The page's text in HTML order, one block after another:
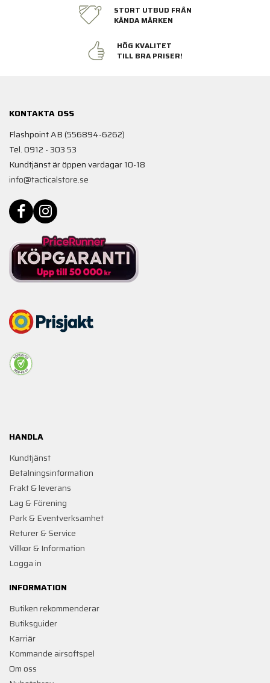
STORT UTBUD FRÅN
KÄNDA MÄRKEN
HÖG KVALITET
TILL BRA PRISER!
KONTAKTA OSS
Flashpoint AB (556894-6262)
Tel. 0912 - 303 53
Kundtjänst är öppen vardagar 10-18
info@tacticalstore.se
HANDLA
Kundtjänst
Betalningsinformation
Frakt & leverans
Lag & Förening
Park & Eventverksamhet
Returer & Service
Villkor & Information
Logga in
INFORMATION
Butiken rekommenderar
Butiksguider
Karriär
Kommande airsoftspel
Om oss